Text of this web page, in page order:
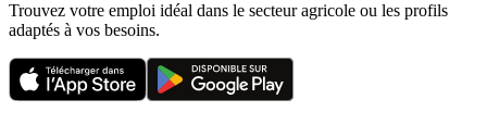
Trouvez votre emploi idéal dans le secteur agricole ou les profils
adaptés à vos besoins.